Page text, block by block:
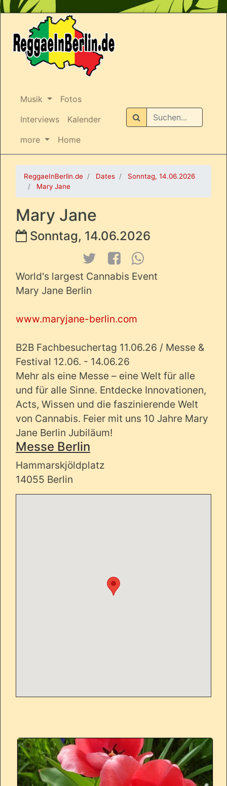
Musik
Fotos
Interviews
Kalender
more
Home
Suchen
ReggaeInBerlin.de Dates
Sonntag, 14.06.2026
Mary Jane
Mary Jane
Sonntag, 14.06.2026
World's largest Cannabis Event
Mary Jane Berlin
www.maryjane-berlin.com
B2B Fachbesuchertag 11.06.26 / Messe &
Festival 12.06. - 14.06.26
Mehr als eine Messe – eine Welt für alle
und für alle Sinne. Entdecke Innovationen,
Acts, Wissen und die faszinierende Welt
von Cannabis. Feier mit uns 10 Jahre Mary
Jane Berlin Jubiläum!
Messe Berlin
Hammarskjöldplatz
14055 Berlin